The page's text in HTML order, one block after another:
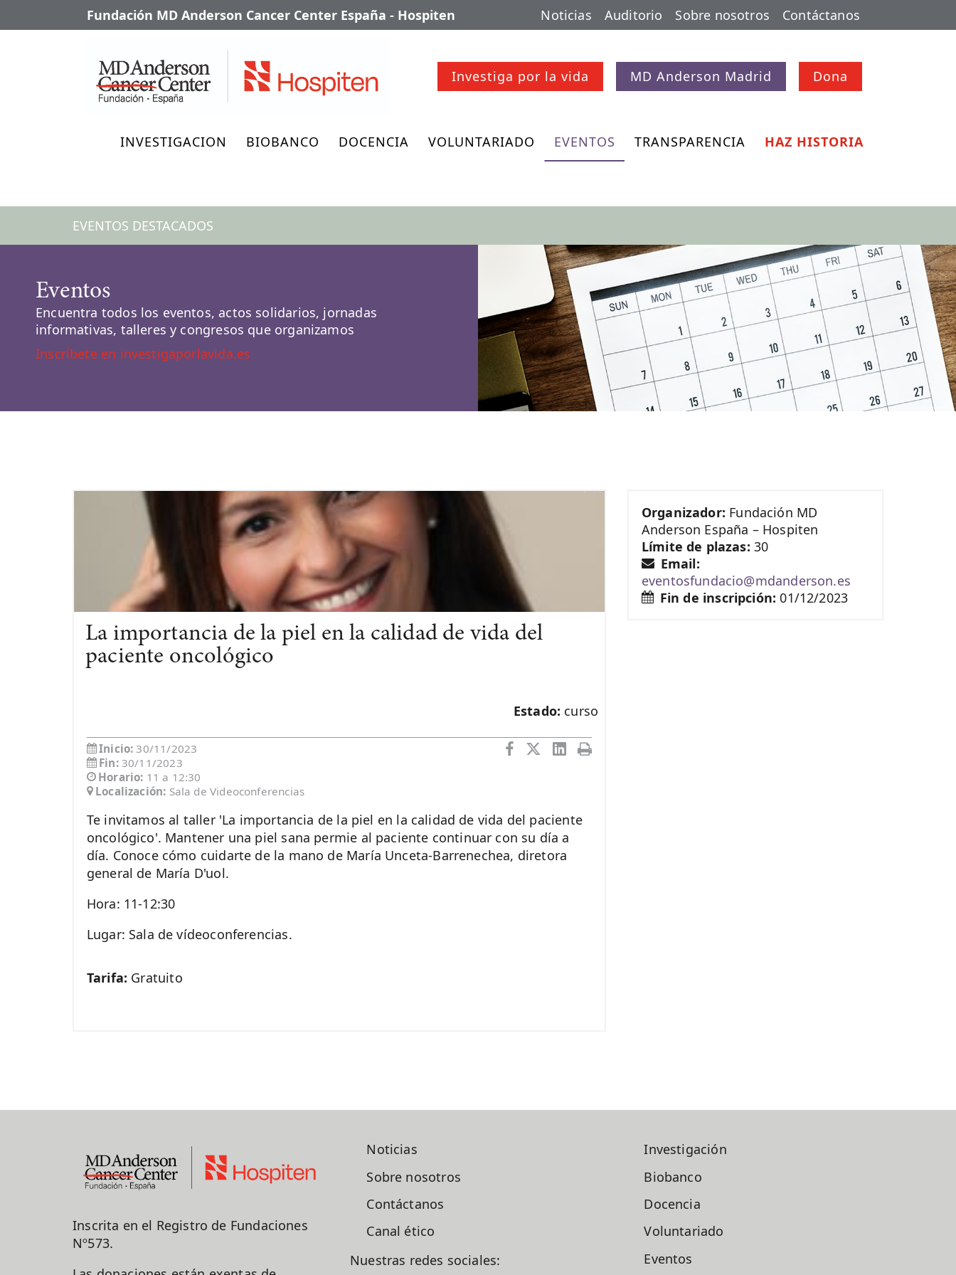
Fundación MD Anderson Cancer Center España - Hospiten Contáctanos
Sobre nosotros
Auditorio
Noticias
Dona
MD Anderson Madrid
Investiga por la vida
INVESTIGACION BIOBANCO DOCENCIA VOLUNTARIADO EVENTOS TRANSPARENCIA HAZ HISTORIA
EVENTOS DESTACADOS
Eventos
Encuentra todos los eventos, actos solidarios, jornadas
informativas, talleres y congresos que organizamos
Inscríbete en investigaporlavida.es
La importancia de la piel en la calidad de vida del
paciente oncológico
Estado: curso
Inicio: 30/11/2023
Fin: 30/11/2023
Horario: 11 a 12:30
Localización: Sala de Videoconferencias
Te invitamos al taller 'La importancia de la piel en la calidad de vida del paciente
oncológico'. Mantener una piel sana permie al paciente continuar con su día a
día. Conoce cómo cuidarte de la mano de María Unceta-Barrenechea, diretora
general de María D'uol.
Hora: 11-12:30
Lugar: Sala de vídeoconferencias.
Tarifa: Gratuito
Organizador: Fundación MD
Anderson España – Hospiten
Límite de plazas: 30
Email:
eventosfundacio@mdanderson.es
Fin de inscripción:01/12/2023
Inscrita en el Registro de Fundaciones
Nº573.
Noticias
Sobre nosotros
Contáctanos
Canal ético
Nuestras redes sociales:
Investigación
Biobanco
Docencia
Voluntariado
Eventos